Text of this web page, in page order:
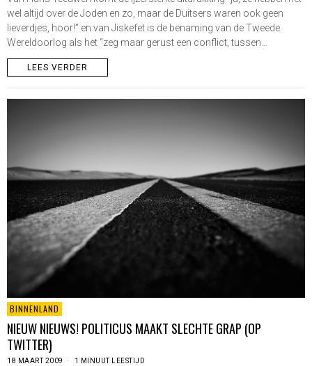
wel altijd over de Joden en zo, maar de Duitsers waren ook geen
lieverdjes, hoor!” en van Jiskefet is de benaming van de Tweede
Wereldoorlog als het “zeg maar gerust een conflict, tussen…
LEES VERDER
BINNENLAND
NIEUW NIEUWS! POLITICUS MAAKT SLECHTE GRAP (OP
TWITTER)
18 MAART 2009 1 MINUUT LEESTIJD